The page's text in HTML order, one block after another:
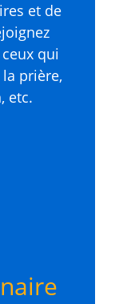
et de
qui
prière,
etc.